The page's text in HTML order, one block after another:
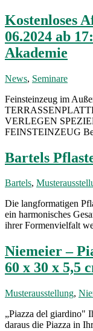
Kostenloses
06.2024 ab
Akademie
News, Seminare
Feinsteinzeug im
VERLEGEN
FEINSTEINZEUG
Bartels
Bartels,
Die langformatigen
ein harmonisches
ihrer Formenvielfalt
Niemeier –
60 x 30 x 5,5
Musterausstellung,
„Piazza del giardino"
daraus die Piazza in